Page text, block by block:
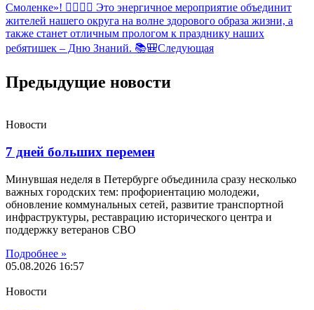
Смоленке»! 🏃‍♂🏃‍♀ Это энергичное мероприятие объединит
жителей нашего округа на волне здорового образа жизни, а
также станет отличным прологом к празднику наших
ребятишек – Дню Знаний. 📚🎒Следующая
Предыдущие новости
Новости
7 дней больших перемен
Минувшая неделя в Петербурге объединила сразу несколько
важных городских тем: профориентацию молодежи,
обновление коммунальных сетей, развитие транспортной
инфраструктуры, реставрацию исторического центра и
поддержку ветеранов СВО
Подробнее »
05.08.2026 16:57
Новости